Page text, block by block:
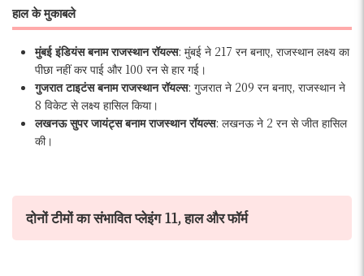
हाल के मुकाबले
मुंबई इंडियंस बनाम राजस्थान रॉयल्स: मुंबई ने 217 रन बनाए, राजस्थान लक्ष्य का
पीछा नहीं कर पाई और 100 रन से हार गई।
गुजरात टाइटंस बनाम राजस्थान रॉयल्स: गुजरात ने 209 रन बनाए, राजस्थान ने
8 विकेट से लक्ष्य हासिल किया।
लखनऊ सुपर जायंट्स बनाम राजस्थान रॉयल्स: लखनऊ ने 2 रन से जीत हासिल
की।
दोनों टीमों कासंभावित प्लेइंग 11, हाल और फॉर्म